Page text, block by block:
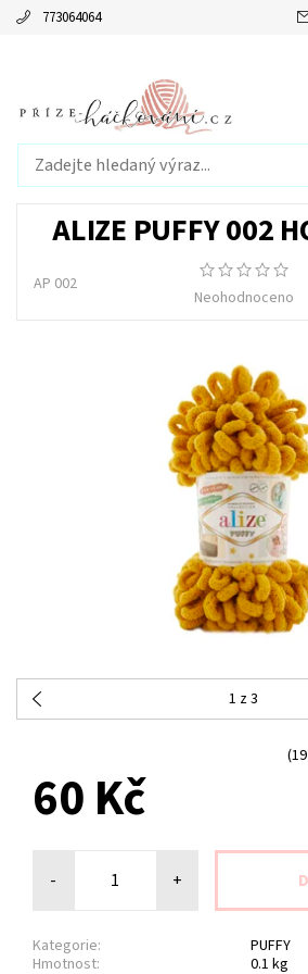
773064064
ALIZE PUFFY 002
AP 002
Neohodnoceno
1 z 3
60 Kč
- +
Kategorie:
PUFFY
Hmotnost:
0.1 kg